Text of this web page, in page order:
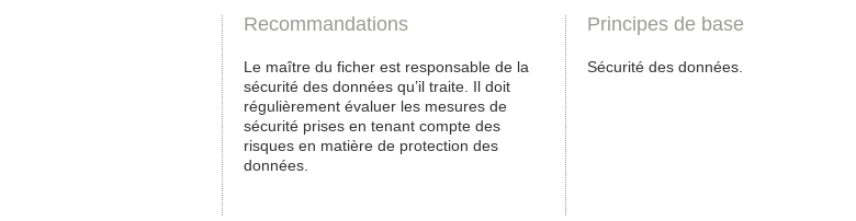
Recommandations
Le maître du ficher est responsable de la
sécurité des données qu’il traite. Il doit
régulièrement évaluer les mesures de
sécurité prises en tenant compte des
risques en matière de protection des
données.
Principes de base
Sécurité des données.